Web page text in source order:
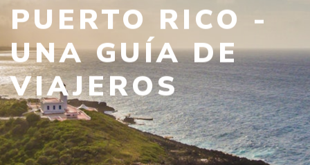
PUERTO RICO -
UNA GUÍA DE
VIAJEROS